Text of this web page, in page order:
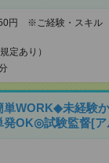
円 ※ご経験・スキル
定あり）
単WORK◆未経験
発OK◎試験監督[ア